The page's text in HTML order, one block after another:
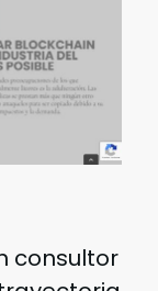
consultor